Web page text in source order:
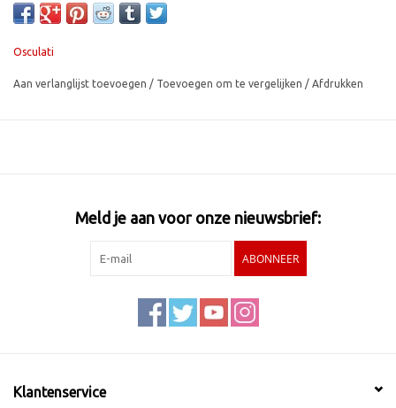
Osculati
Aan verlanglijst toevoegen / Toevoegen om te vergelijken / Afdrukken
Meld je aan voor onze nieuwsbrief:
ABONNEER
Klantenservice